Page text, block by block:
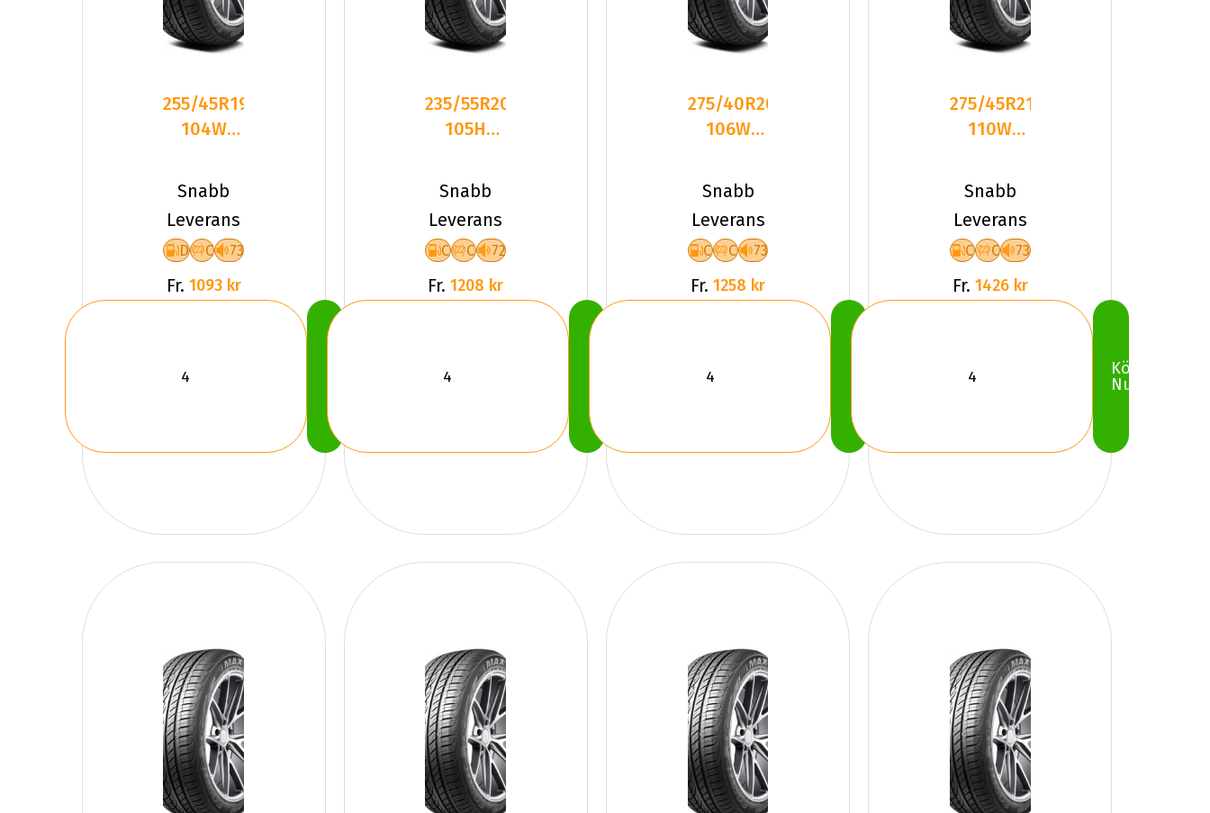
255/45R19
104W
Fortis T5
Snabb
Leverans
D C 73
Fr. 1093 kr
235/55R20
105H
Fortis T5
XL
Snabb
Leverans
C C 72
Fr. 1208 kr
275/40R20
106W
Fortis T5
Snabb
Leverans
C C 73
Fr. 1258 kr
275/45R21
110W
Fortis T5
Snabb
Leverans
C C 73
Fr. 1426 kr
Köp
Nu